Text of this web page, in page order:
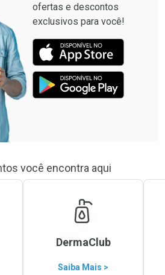
ofertas e descontos
exclusivos para você!
você encontra aqui
DermaClub
Saiba Mais >